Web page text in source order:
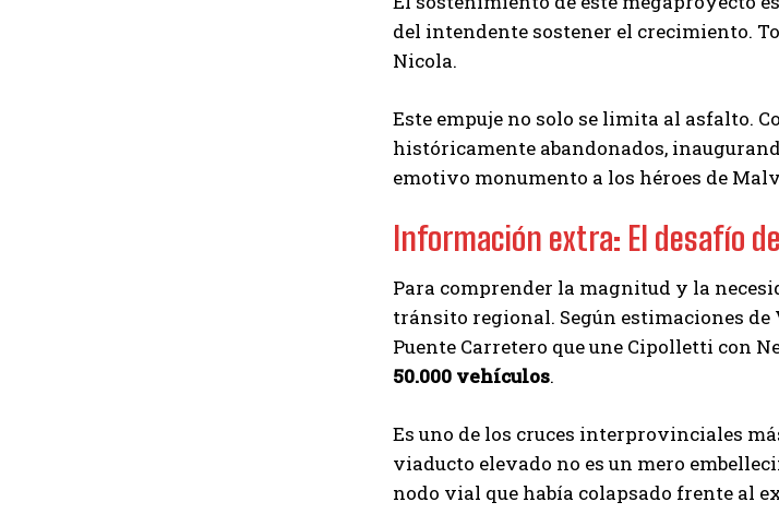
del intendente sostener el crecimiento.
Nicola.
Este empuje no solo se limita al asfalto.
históricamente abandonados,
emotivo monumento a los héroes de
Información extra: El desafío
Para comprender la magnitud y la
tránsito regional. Según estimaciones
Puente Carretero que une Cipolletti con
50.000 vehículos.
Es uno de los cruces interprovinciales
viaducto elevado no es un mero
nodo vial que había colapsado frente al